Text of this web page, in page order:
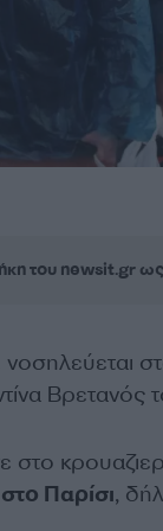
του newsit.gr ως
Βρετανός
στο
Παρίσι,